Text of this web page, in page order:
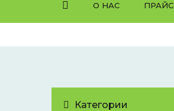
О НАС ПРАЙС
Категории